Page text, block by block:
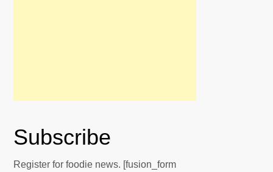
Subscribe
Register for foodie news. [fusion_form